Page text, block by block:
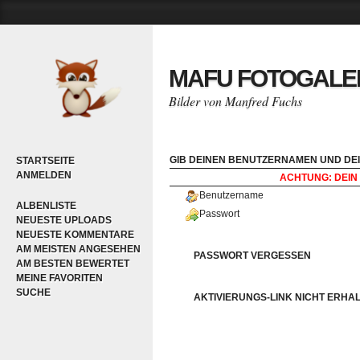
STARTSEITE
ANMELDEN
ALBENLISTE
NEUESTE UPLOADS
NEUESTE KOMMENTARE
AM MEISTEN ANGESEHEN
AM BESTEN BEWERTET
MEINE FAVORITEN
SUCHE
MAFU
Bilder von Manfred Fuchs
GIB DEINEN BENUTZERNAMEN UND
ACHTUNG: DEIN
Benutzername
Passwort
PASSWORT VERGESSEN
AKTIVIERUNGS-LINK NICHT